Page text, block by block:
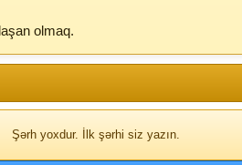
olmaq.
Şərh yoxdur. İlk şərhi siz yazın.